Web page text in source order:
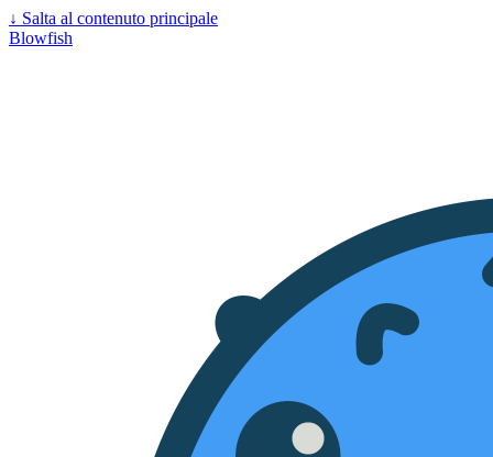
↓ Salta al contenuto principale
Blowfish